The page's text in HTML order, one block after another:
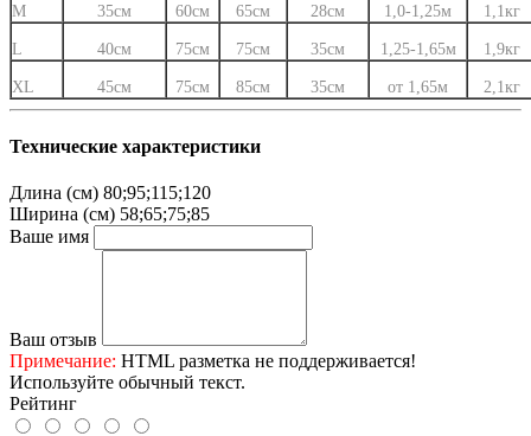
M 35см 60см 65см 28см 1,0-1,25м 1,1кг
L 40см 75см 75см 35см 1,25-1,65м 1,9кг
XL 45см 75см 85см 35см от 1,65м 2,1кг
Технические характеристики
Длина (см) 80;95;115;120
Ширина (см) 58;65;75;85
Ваше имя
Ваш отзыв
Примечание: HTML разметка не поддерживается!
Используйте обычный текст.
Рейтинг